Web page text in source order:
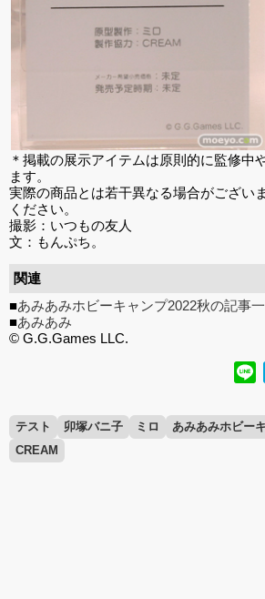
＊掲載の展示アイテムは原則的に監修中
ます。
実際の商品とは若干異なる場合がござい
ください。
撮影：いつもの友人
文：もんぷち。
関連
■あみあみホビーキャンプ2022秋の記事
■あみあみ
© G.G.Games LLC.
テスト 卯塚バニ子 ミロ
あみあみホビー
CREAM